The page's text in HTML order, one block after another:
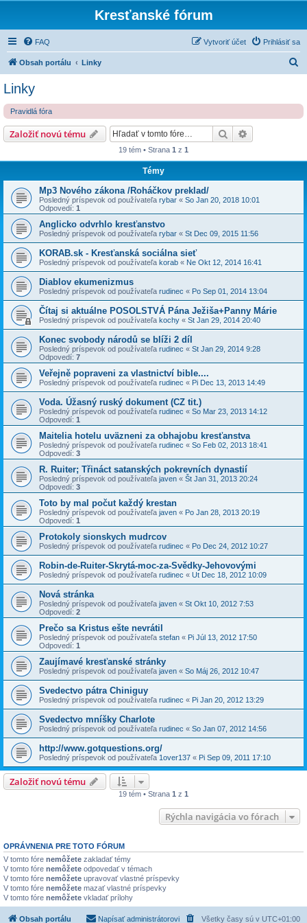
Kresťanské fórum
FAQ Prihlásiť sa
Vytvoriť účet
Obsah portálu Linky
Linky
Pravidlá fóra
Založiť novú tému Hľadať
19 tém • Strana 1 z 1
Témy
Mp3 Nového zákona /Roháčkov preklad/
Posledný príspevok od používateľa rybar « So Jan 20, 2018 10:01
Odpovedí: 1
Anglicko odvrhlo kresťanstvo
Posledný príspevok od používateľa rybar « St Dec 09, 2015 11:56
KORAB.sk - Kresťanská sociálna sieť
Posledný príspevok od používateľa korab « Ne Okt 12, 2014 16:41
Diablov ekumenizmus
Posledný príspevok od používateľa rudinec « Po Sep 01, 2014 13:04
Čítaj si aktuálne POSOLSTVÁ Pána Ježiša+Panny Márie
Posledný príspevok od používateľa kochy « St Jan 29, 2014 20:40
Konec svobody národů se blíži 2 díl
Posledný príspevok od používateľa rudinec « St Jan 29, 2014 9:28
Odpovedí: 7
Veřejně popraveni za vlastnictví bible....
Posledný príspevok od používateľa rudinec « Pi Dec 13, 2013 14:49
Voda. Úžasný ruský dokument (CZ tit.)
Posledný príspevok od používateľa rudinec « So Mar 23, 2013 14:12
Odpovedí: 1
Maitelia hotelu uväzneni za obhajobu kresťanstva
Posledný príspevok od používateľa rudinec « So Feb 02, 2013 18:41
Odpovedí: 3
R. Ruiter; Třináct satanských pokrevních dynastií
Posledný príspevok od používateľa javen « Št Jan 31, 2013 20:24
Odpovedí: 3
Toto by mal počut každý krestan
Posledný príspevok od používateľa javen « Po Jan 28, 2013 20:19
Odpovedí: 1
Protokoly sionskych mudrcov
Posledný príspevok od používateľa rudinec « Po Dec 24, 2012 10:27
Robin-de-Ruiter-Skrytá-moc-za-Svědky-Jehovovými
Posledný príspevok od používateľa rudinec « Ut Dec 18, 2012 10:09
Nová stránka
Posledný príspevok od používateľa javen « St Okt 10, 2012 7:53
Odpovedí: 2
Prečo sa Kristus ešte nevrátil
Posledný príspevok od používateľa stefan « Pi Júl 13, 2012 17:50
Odpovedí: 1
Zaujímavé kresťanské stránky
Posledný príspevok od používateľa javen « So Máj 26, 2012 10:47
Svedectvo pátra Chiniguy
Posledný príspevok od používateľa rudinec « Pi Jan 20, 2012 13:29
Svedectvo mníšky Charlote
Posledný príspevok od používateľa rudinec « So Jan 07, 2012 14:56
http://www.gotquestions.org/
Posledný príspevok od používateľa 1over137 « Pi Sep 09, 2011 17:10
Založiť novú tému
19 tém • Strana 1 z 1
Rýchla navigácia vo fórach
OPRÁVNENIA PRE TOTO FÓRUM
V tomto fóre nemôžete zakladať témy
V tomto fóre nemôžete odpovedať v témach
V tomto fóre nemôžete upravovať vlastné príspevky
V tomto fóre nemôžete mazať vlastné príspevky
V tomto fóre nemôžete vkladať prílohy
Obsah portálu Všetky časy sú v UTC+01:00
Napísať administrátorovi